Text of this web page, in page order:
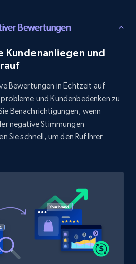
Product description,
Jetzt anfangen
by category url
Product description,
Jetzt anfangen
products by specified
Bewertungen
Kundenanliegen und
Bewertungen in Echtzeit auf
und Kundenbedenken zu
Benachrichtigungen, wenn
negative Stimmungen
Sie schnell, um den Ruf Ihrer